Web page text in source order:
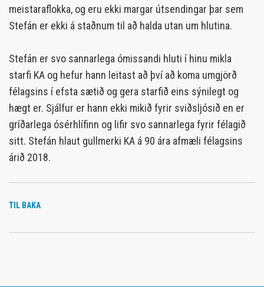
meistaraflokka, og eru ekki margar útsendingar þar sem
Stefán er ekki á staðnum til að halda utan um hlutina.
Stefán er svo sannarlega ómissandi hluti í hinu mikla
starfi KA og hefur hann leitast að því að koma umgjörð
félagsins í efsta sætið og gera starfið eins sýnilegt og
hægt er. Sjálfur er hann ekki mikið fyrir sviðsljósið en er
gríðarlega ósérhlífinn og lifir svo sannarlega fyrir félagið
sitt. Stefán hlaut gullmerki KA á 90 ára afmæli félagsins
árið 2018.
TIL BAKA